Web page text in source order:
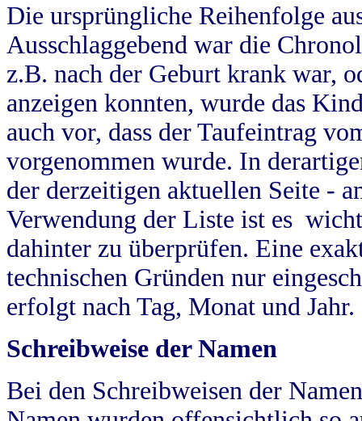
Die ursprüngliche Reihenfolge
Ausschlaggebend war die
z.B. nach der Geburt krank war,
anzeigen konnten, wurde das
auch vor, dass der Taufeintrag
vorgenommen wurde. In
der derzeitigen aktuellen Seite -
Verwendung der Liste ist es
dahinter zu überprüfen. Eine
technischen Gründen nur
erfolgt nach Tag, Monat und Jahr.
Schreibweise der Namen
Bei den Schreibweisen der